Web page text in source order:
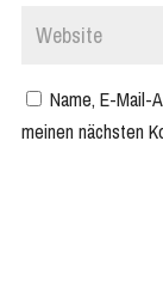
Name, E-Mail-
meinen nächsten